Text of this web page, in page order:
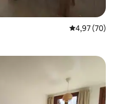
4,97 (70)